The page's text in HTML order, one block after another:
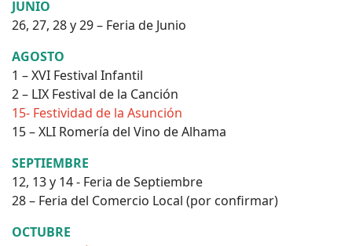
JUNIO
26, 27, 28 y 29 – Feria de Junio
AGOSTO
1 – XVI Festival Infantil
2 – LIX Festival de la Canción
15- Festividad de la Asunción
15 – XLI Romería del Vino de Alhama
SEPTIEMBRE
12, 13 y 14 - Feria de Septiembre
28 – Feria del Comercio Local (por confirmar)
OCTUBRE